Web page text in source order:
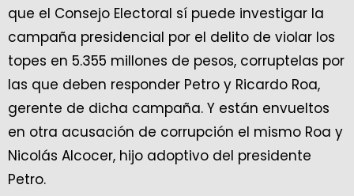
que el Consejo Electoral sí puede investigar la
campaña presidencial por el delito de violar los
topes en 5.355 millones de pesos, corruptelas por
las que deben responder Petro y Ricardo Roa,
gerente de dicha campaña. Y están envueltos
en otra acusación de corrupción el mismo Roa y
Nicolás Alcocer, hijo adoptivo del presidente
Petro.